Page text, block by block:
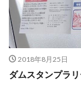
2018年8月25日
ダムスタンプラ